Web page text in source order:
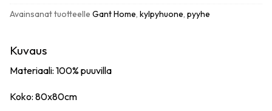
määrä
Avainsanat tuotteelle Gant Home, kylpyhuone, pyyhe
Kuvaus
Materiaali: 100% puuvilla
Koko: 80x80cm